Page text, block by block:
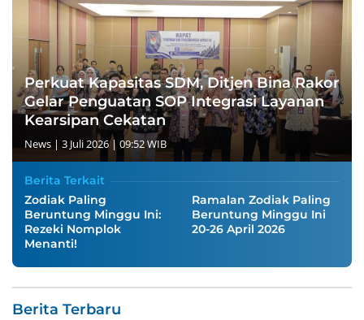
Perkuat Kapasitas SDM, Ditjen Bina Rakor
Gelar Penguatan SOP Integrasi Layanan
Kearsipan Cekatan
News | 3 Juli 2026 | 09:52 WIB
Berita Terkait
Zodiak Paling
Beruntung Minggu Ini:
Rezeki Nomplok
Menanti!
Ramalan Zodiak Paling
Beruntung Minggu Ini
20-26 April 2026
MediaBekasi.ID
Berita Terbaru